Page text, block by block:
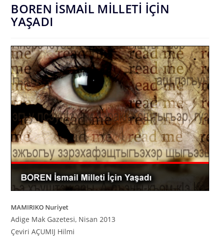
BOREN İSMAİL MİLLETİ İÇİN
YAŞADI
MAMIRIKO Nuriyet
Adige Mak Gazetesi, Nisan 2013
Çeviri AÇUMIJ Hilmi